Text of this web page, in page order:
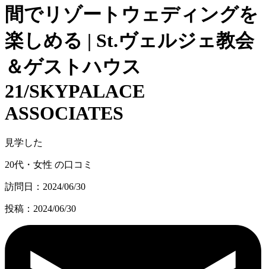
間でリゾートウェディングを
楽しめる | St.ヴェルジェ教会
＆ゲストハウス
21/SKYPALACE
ASSOCIATES
見学した
20代・女性 の口コミ
訪問日：2024/06/30
投稿：2024/06/30